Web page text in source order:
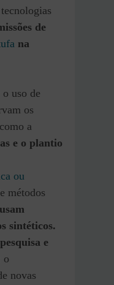
de
na
o uso de
os
a
e o plantio
ou
métodos
usam
sintéticos.
e
o
novas